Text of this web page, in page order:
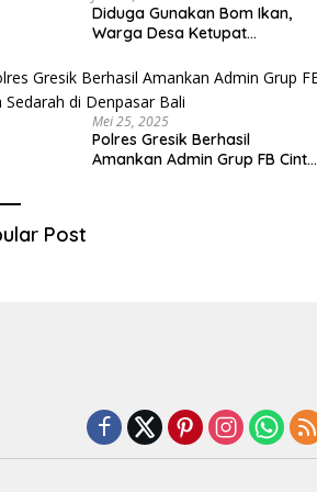
Diduga Gunakan Bom Ikan,
Warga Desa Ketupat
Pidana
Mei 25, 2025
Polres Gresik Berhasil
Amankan Admin Grup FB Cinta
Post